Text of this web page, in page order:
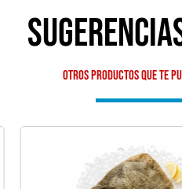
Otros productos que te